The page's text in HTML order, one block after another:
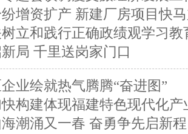
纷增资扩产 新建厂房项目快
树立和践行正确政绩观学习教
局 千里送岗家门口
业绘就热气腾腾“奋进图”
快构建体现福建特色现代化产
潮涌又一春 奋勇争先启新程